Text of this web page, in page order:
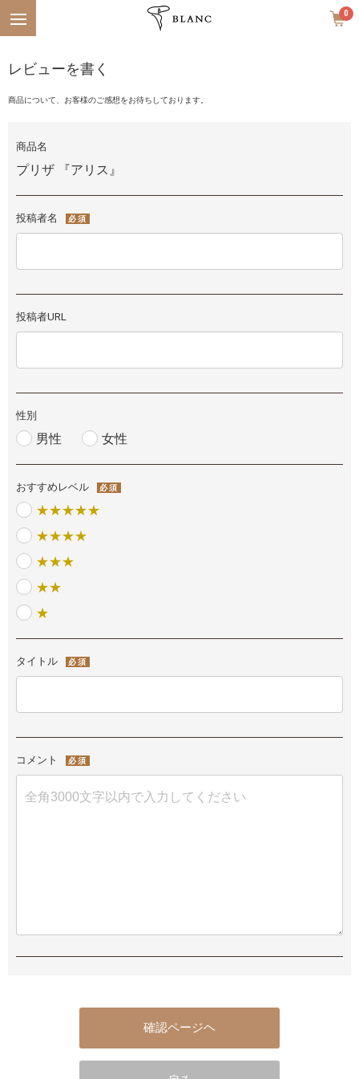
0
レビューを書く
商品について、お客様のご感想をお待ちしております。
商品名
プリザ 『アリス』
投稿者名 必須
投稿者URL
性別
男性 女性
おすすめレベル 必須
★★★★★
★★★★
★★★
★★
★
タイトル 必須
コメント 必須
確認ページヘ